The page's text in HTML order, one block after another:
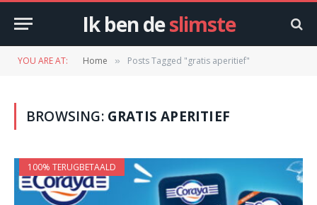
Ik ben deslimste
YOU ARE AT: Home » Posts Tagged "gratis aperitief"
BROWSING: GRATIS APERITIEF
100% TERUGBETAALD